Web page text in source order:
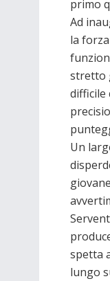
primo
Ad
la
stretto
difficile
Un
spetta
lungo